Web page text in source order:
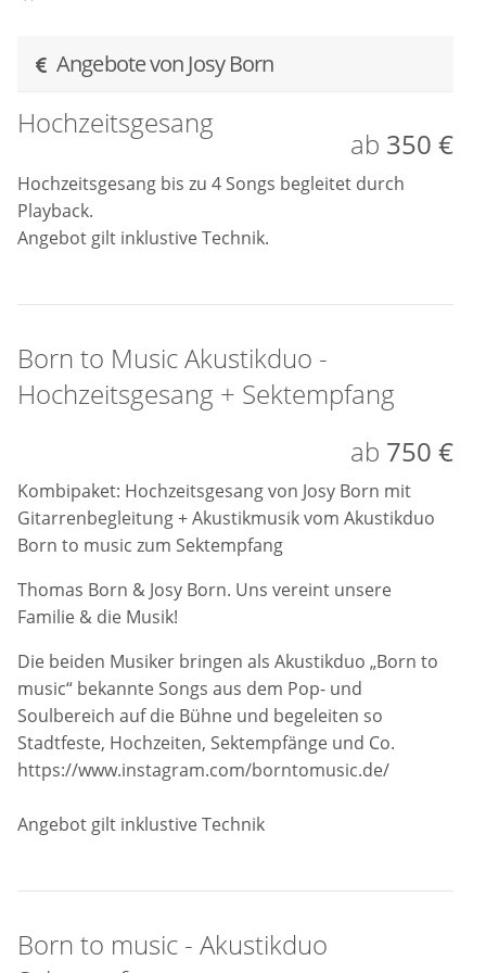
Angebote von Josy Born
Hochzeitsgesang
ab 350 €
Hochzeitsgesang bis zu 4 Songs begleitet durch
Playback.
Angebot gilt inklustive Technik.
Born to Music Akustikduo -
Hochzeitsgesang + Sektempfang
ab 750 €
Kombipaket: Hochzeitsgesang von Josy Born mit
Gitarrenbegleitung + Akustikmusik vom Akustikduo
Born to music zum Sektempfang
Thomas Born & Josy Born. Uns vereint unsere
Familie & die Musik!
Die beiden Musiker bringen als Akustikduo „Born to
music“ bekannte Songs aus dem Pop- und
Soulbereich auf die Bühne und begeleiten so
Stadtfeste, Hochzeiten, Sektempfänge und Co.
https://www.instagram.com/borntomusic.de/
Angebot gilt inklustive Technik
Born to music - Akustikduo